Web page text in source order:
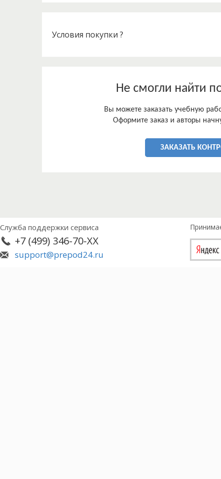
Условия покупки ?
Не смогли найти
Вы можете заказать учебную
Оформите заказ и авторы
ЗАКАЗАТЬ
Служба поддержки сервиса
+7 (499) 346-70-XX
support@prepod24.ru